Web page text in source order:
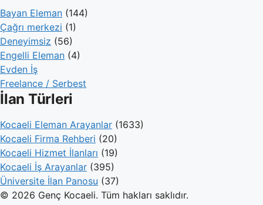
Bayan Eleman (144)
Çağrı merkezi (1)
Deneyimsiz (56)
Engelli Eleman (4)
Evden İş
Freelance / Serbest
İlan Türleri
Kocaeli Eleman Arayanlar (1633)
Kocaeli Firma Rehberi (20)
Kocaeli Hizmet İlanları (19)
Kocaeli İş Arayanlar (395)
Üniversite İlan Panosu (37)
© 2026 Genç Kocaeli. Tüm hakları saklıdır.